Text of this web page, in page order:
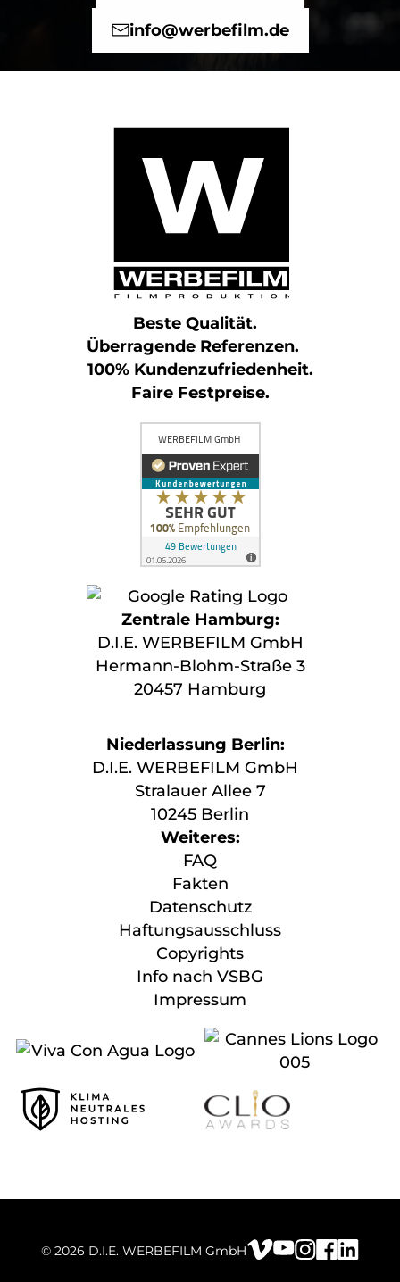
info@werbefilm.de
Beste Qualität.
Überragende Referenzen.
100% Kundenzufriedenheit.
Faire Festpreise.
Zentrale Hamburg:
D.I.E. WERBEFILM GmbH
Hermann-Blohm-Straße 3
20457 Hamburg
Niederlassung Berlin:
D.I.E. WERBEFILM GmbH
Stralauer Allee 7
10245 Berlin
Weiteres:
FAQ
Fakten
Datenschutz
Haftungsausschluss
Copyrights
Info nach VSBG
Impressum
© 2026 D.I.E. WERBEFILM GmbH